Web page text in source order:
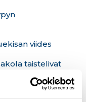
viides
taistelivat
ensimmäisessä